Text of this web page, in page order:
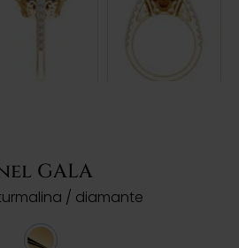
GALA
/ diamante